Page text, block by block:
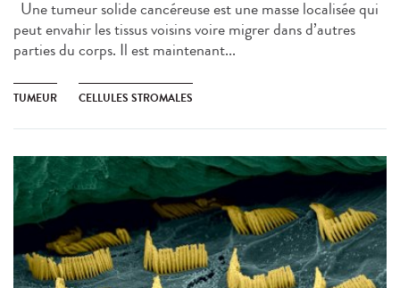
Une tumeur solide cancéreuse est une masse localisée qui
peut envahir les tissus voisins voire migrer dans d’autres
parties du corps. Il est maintenant...
TUMEUR CELLULES STROMALES